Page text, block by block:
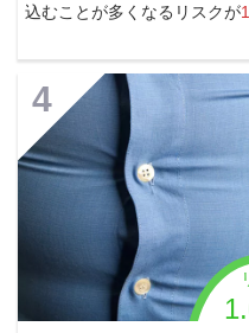
込むことが多くなるリスクが
4